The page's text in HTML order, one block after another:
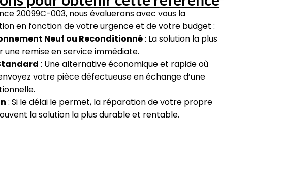
20099C-003, nous évaluerons avec vous la
en fonction de votre urgence et de votre budget :
Neuf ou Reconditionné: La solution la plus
une remise en service immédiate.
: Une alternative économique et rapide où
votre pièce défectueuse en échange d’une
: Si le délai le permet, la réparation de votre propre
la solution la plus durable et rentable.